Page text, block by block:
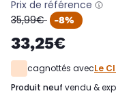
Prix de référence
oldPrice
35,99€ -8%
33,25€
cagnottés avecLe
produit neuf vendu &